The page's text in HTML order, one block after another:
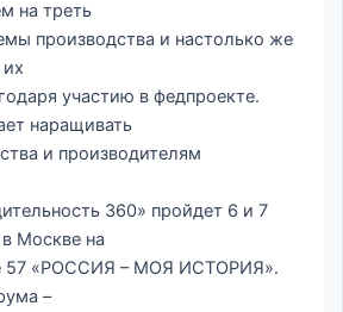
на треть
производства и настолько же
участию в федпроекте.
наращивать
и производителям
360» пройдет 6 и 7
Москве на
57 «РОССИЯ – МОЯ ИСТОРИЯ».
–